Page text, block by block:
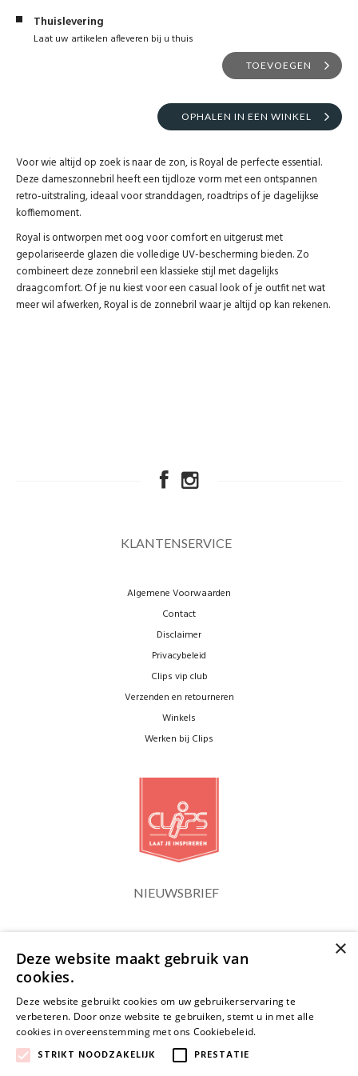
Thuislevering
Laat uw artikelen afleveren bij u thuis
TOEVOEGEN
OPHALEN IN EEN WINKEL
Voor wie altijd op zoek is naar de zon, is Royal de perfecte essential.
Deze dameszonnebril heeft een tijdloze vorm met een ontspannen
retro-uitstraling, ideaal voor stranddagen, roadtrips of je dagelijkse
koffiemoment.
Royal is ontworpen met oog voor comfort en uitgerust met
gepolariseerde glazen die volledige UV-bescherming bieden. Zo
combineert deze zonnebril een klassieke stijl met dagelijks
draagcomfort. Of je nu kiest voor een casual look of je outfit net wat
meer wil afwerken, Royal is de zonnebril waar je altijd op kan rekenen.
KLANTENSERVICE
Algemene Voorwaarden
Contact
Disclaimer
Privacybeleid
Clips vip club
Verzenden en retourneren
Winkels
Werken bij Clips
NIEUWSBRIEF
×
Deze website maakt gebruik van
cookies.
Deze website gebruikt cookies om uw gebruikerservaring te
verbeteren. Door onze website te gebruiken, stemt u in met alle
cookies in overeenstemming met ons Cookiebeleid.
STRIKT NOODZAKELIJK PRESTATIE